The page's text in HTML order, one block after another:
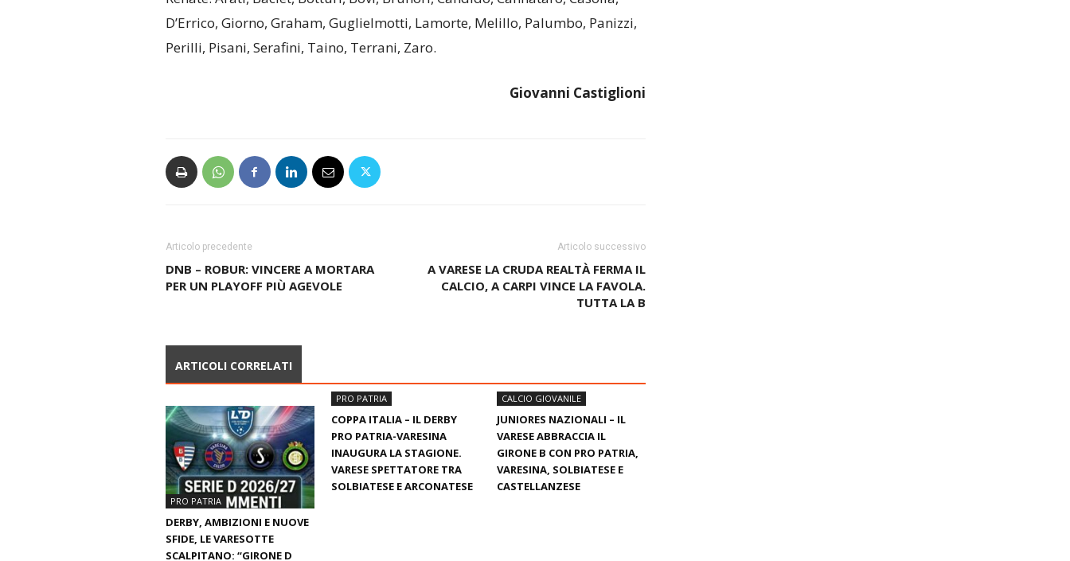
D’Errico, Giorno, Graham, Guglielmotti, Lamorte, Melillo, Palumbo, Panizzi,
Perilli, Pisani, Serafini, Taino, Terrani, Zaro.
Giovanni Castiglioni
Articolo precedente
DNB – ROBUR: VINCERE A MORTARA
PER UN PLAYOFF PIÙ AGEVOLE
Articolo successivo
A VARESE LA CRUDA REALTÀ FERMA IL
CALCIO, A CARPI VINCE LA FAVOLA.
TUTTA LA B
ARTICOLI CORRELATI
PRO PATRIA
DERBY, AMBIZIONI E NUOVE
SFIDE, LE VARESOTTE
SCALPITANO: “GIRONE D
PRO PATRIA
COPPA ITALIA – IL DERBY
PRO PATRIA-VARESINA
INAUGURA LA STAGIONE.
VARESE SPETTATORE TRA
SOLBIATESE E ARCONATESE
CALCIO GIOVANILE
JUNIORES NAZIONALI – IL
VARESE ABBRACCIA IL
GIRONE B CON PRO PATRIA,
VARESINA, SOLBIATESE E
CASTELLANZESE